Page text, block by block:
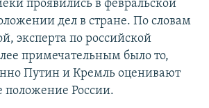
проявились в февральской
дел в стране. По словам
эксперта по российской
примечательным было то,
Путин и Кремль оценивают
положение России.